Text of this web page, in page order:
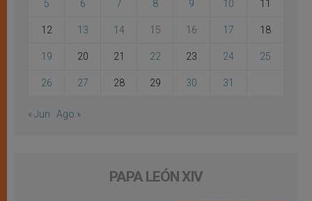
5 6 7 8 9 10 11
12 13 14 15 16 17 18
19 20 21 22 23 24 25
26 27 28 29 30 31
« Jun Ago »
PAPA LEÓN XIV